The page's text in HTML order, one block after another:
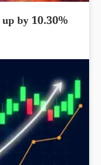
by 10.30%